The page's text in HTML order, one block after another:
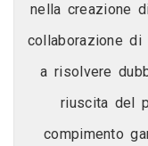
nella creazione
collaborazione
a risolvere
riuscita del
compimento